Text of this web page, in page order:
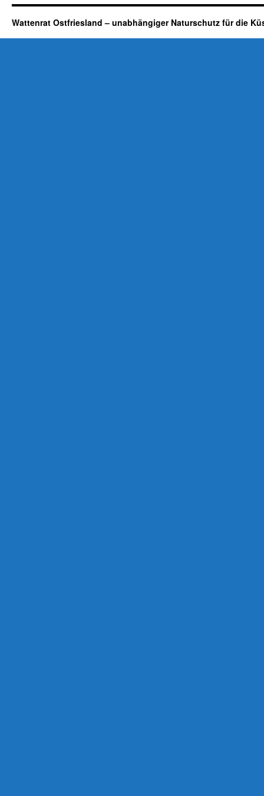
Wattenrat Ostfriesland – unabhängiger Naturschutz für die